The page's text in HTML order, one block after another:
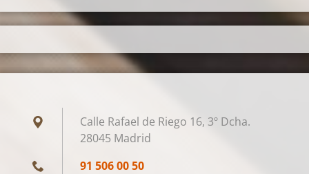
Calle Rafael de Riego 16, 3º Dcha.
28045 Madrid
91 506 00 50